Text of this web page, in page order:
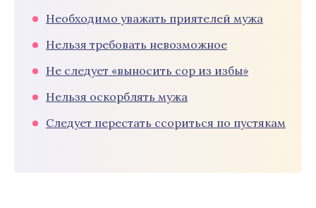
Необходимо уважать приятелей мужа
Нельзя требовать невозможное
Не следует «выносить сор из избы»
Нельзя оскорблять мужа
Следует перестать ссориться по пустякам